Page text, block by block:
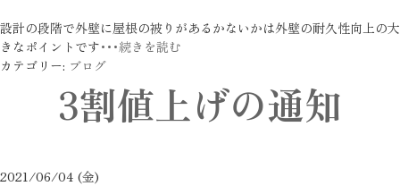
設計の段階で外壁に屋根の被りがあるかないかは外壁の耐久性向上の大
きなポイントです･･･続きを読む
カテゴリー: ブログ
3割値上げの通知
2021/06/04 (金)